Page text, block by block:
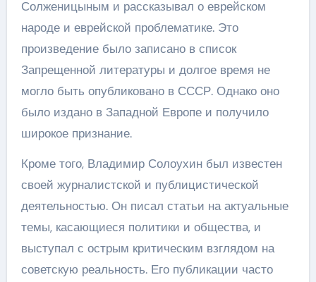
Солженицыным и рассказывал о еврейском
народе и еврейской проблематике. Это
произведение было записано в список
Запрещенной литературы и долгое время не
могло быть опубликовано в СССР. Однако оно
было издано в Западной Европе и получило
широкое признание.
Кроме того, Владимир Солоухин был известен
своей журналистской и публицистической
деятельностью. Он писал статьи на актуальные
темы, касающиеся политики и общества, и
выступал с острым критическим взглядом на
советскую реальность. Его публикации часто